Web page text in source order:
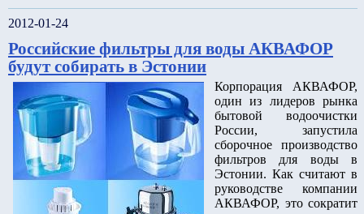
2012-01-24
Российские фильтры для воды АКВАФОР
будут собирать в Эстонии
Корпорация АКВАФОР,
один из лидеров рынка
бытовой водоочистки
России, запустила
сборочное производство
фильтров для воды в
Эстонии. Как считают в
руководстве компании
АКВАФОР, это сократит